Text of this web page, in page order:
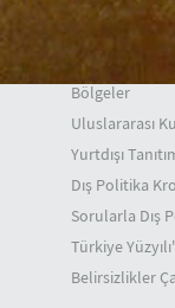
Genel Görünüm
Bölgeler
Uluslararası
Yurtdışı
Dış Politika
Sorularla Dış
Türkiye
Belirsizlikler